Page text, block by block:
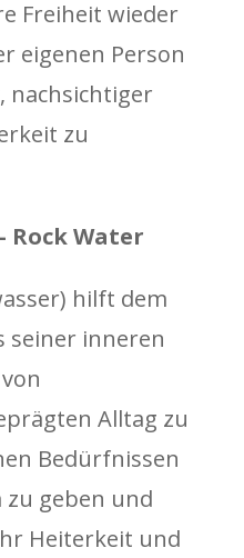
Freiheit wieder
eigenen Person
nachsichtiger
zu
Rock Water
hilft dem
seiner inneren
Alltag zu
Bedürfnissen
geben und
Heiterkeit und